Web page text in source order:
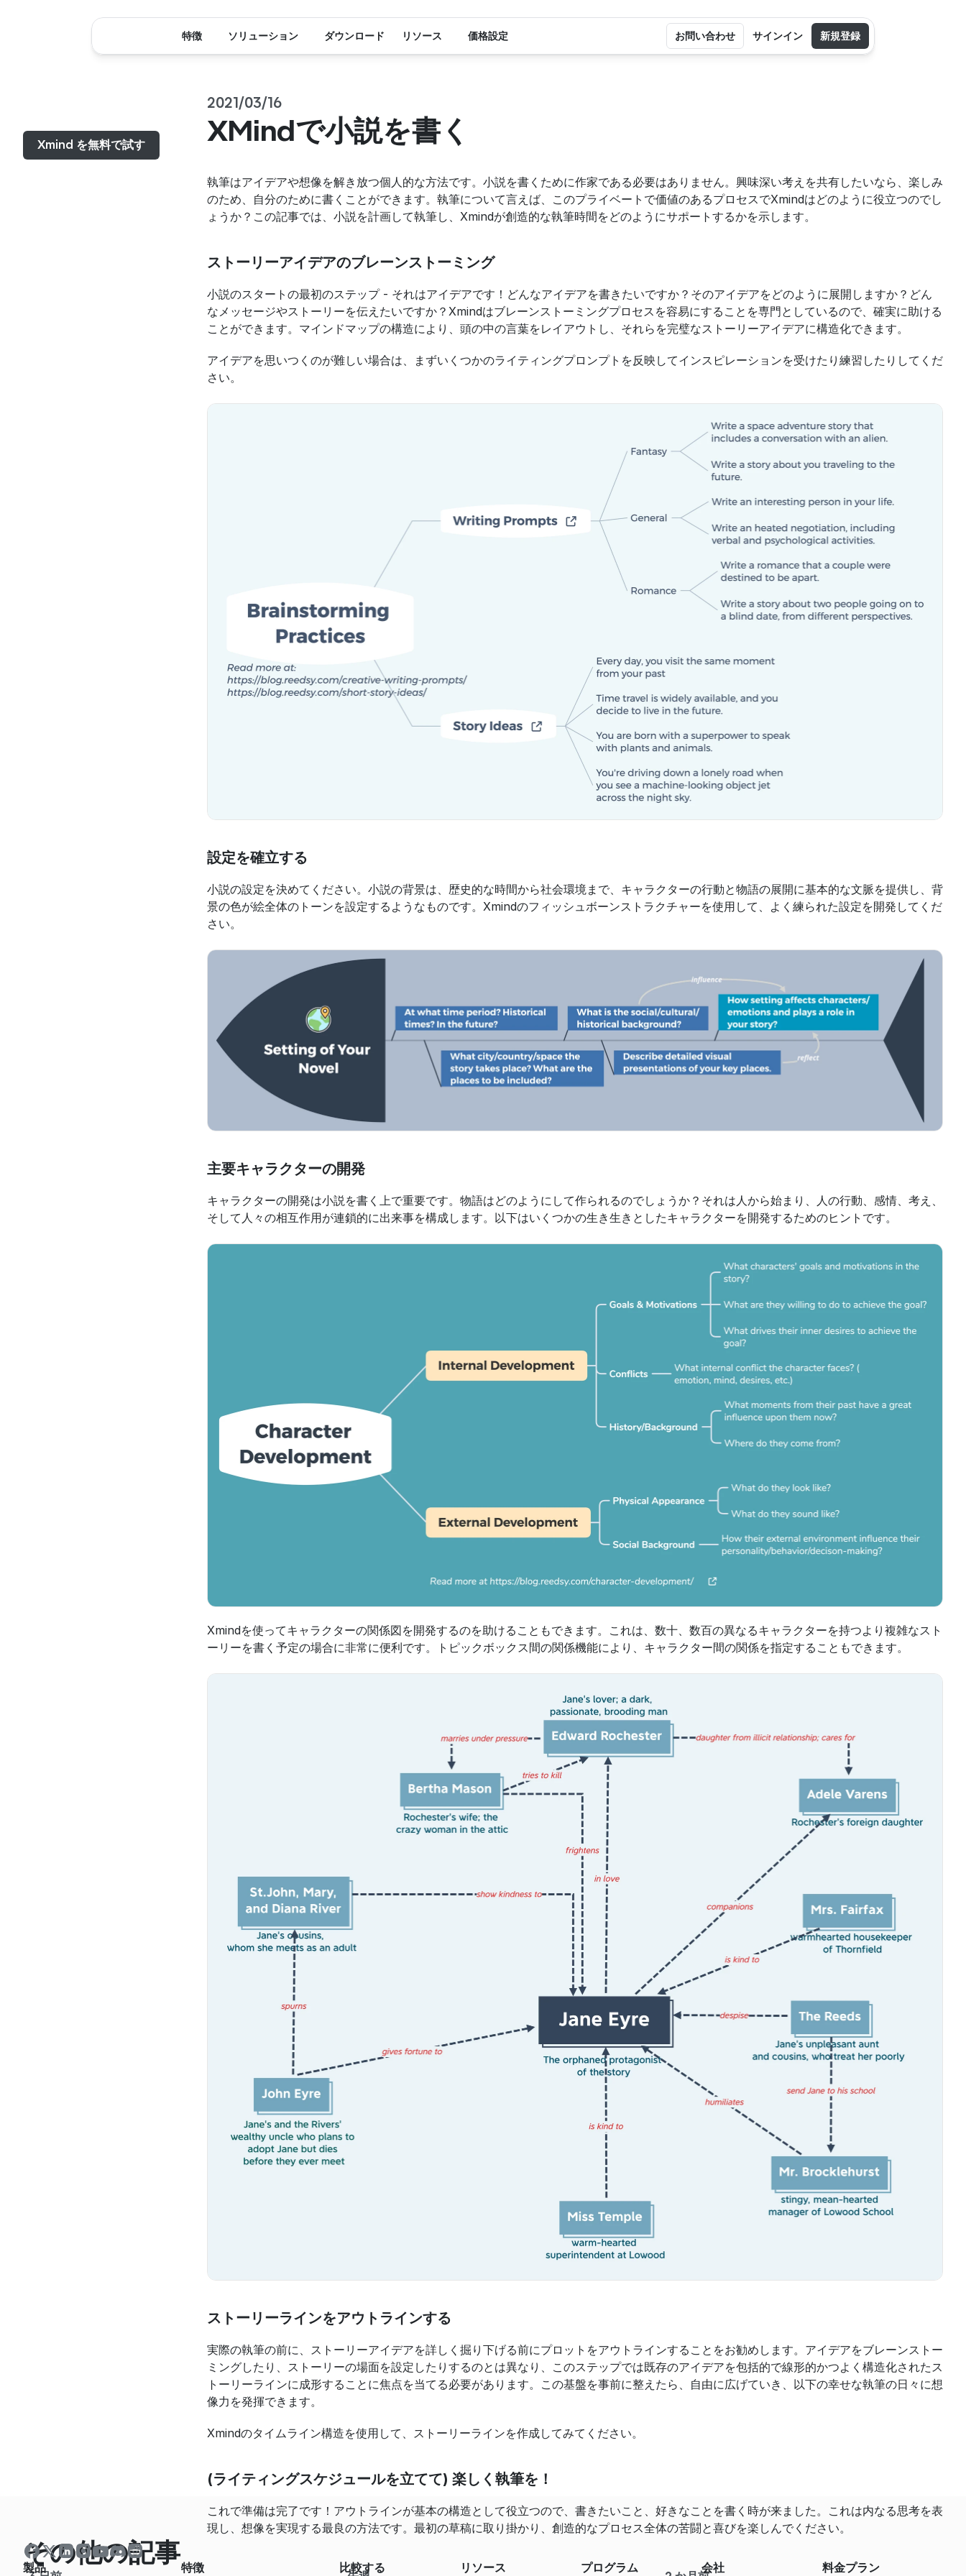
Xmind を無料で試す
2021/03/16
XMindで小説を書く
執筆はアイデアや想像を解き放つ個人的な方法です。小説を書くために作家である必要はありません。興味深い考えを共有したいなら、楽しみ
のため、自分のために書くことができます。執筆について言えば、このプライベートで価値のあるプロセスでXmindはどのように役立つのでし
ょうか？この記事では、小説を計画して執筆し、Xmindが創造的な執筆時間をどのようにサポートするかを示します。
ストーリーアイデアのブレーンストーミング
小説のスタートの最初のステップ - それはアイデアです！どんなアイデアを書きたいですか？そのアイデアをどのように展開しますか？どん
なメッセージやストーリーを伝えたいですか？Xmindはブレーンストーミングプロセスを容易にすることを専門としているので、確実に助ける
ことができます。マインドマップの構造により、頭の中の言葉をレイアウトし、それらを完璧なストーリーアイデアに構造化できます。
アイデアを思いつくのが難しい場合は、まずいくつかのライティングプロンプトを反映してインスピレーションを受けたり練習したりしてくだ
さい。
設定を確立する
小説の設定を決めてください。小説の背景は、歴史的な時間から社会環境まで、キャラクターの行動と物語の展開に基本的な文脈を提供し、背
景の色が絵全体のトーンを設定するようなものです。Xmindのフィッシュボーンストラクチャーを使用して、よく練られた設定を開発してくだ
さい。
主要キャラクターの開発
キャラクターの開発は小説を書く上で重要です。物語はどのようにして作られるのでしょうか？それは人から始まり、人の行動、感情、考え、
そして人々の相互作用が連鎖的に出来事を構成します。以下はいくつかの生き生きとしたキャラクターを開発するためのヒントです。
Xmindを使ってキャラクターの関係図を開発するのを助けることもできます。これは、数十、数百の異なるキャラクターを持つより複雑なスト
ーリーを書く予定の場合に非常に便利です。トピックボックス間の関係機能により、キャラクター間の関係を指定することもできます。
ストーリーラインをアウトラインする
実際の執筆の前に、ストーリーアイデアを詳しく掘り下げる前にプロットをアウトラインすることをお勧めします。アイデアをブレーンストー
ミングしたり、ストーリーの場面を設定したりするのとは異なり、このステップでは既存のアイデアを包括的で線形的かつよく構造化されたス
トーリーラインに成形することに焦点を当てる必要があります。この基盤を事前に整えたら、自由に広げていき、以下の幸せな執筆の日々に想
像力を発揮できます。
Xmindのタイムライン構造を使用して、ストーリーラインを作成してみてください。
(ライティングスケジュールを立てて) 楽しく執筆を！
これで準備は完了です！アウトラインが基本の構造として役立つので、書きたいこと、好きなことを書く時が来ました。これは内なる思考を表
現し、想像を実現する最良の方法です。最初の草稿に取り掛かり、創造的なプロセス全体の苦闘と喜びを楽しんでください。
その他の記事
製品 特徴 比較する リソース プログラム 会社 料金プラン
特徴 ソリューション ダウンロード リソース 価格設定 お問い合わせ サインイン 新規登録